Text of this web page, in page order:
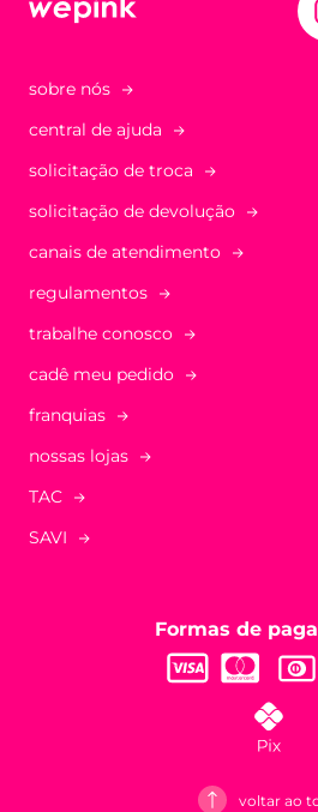
sobre nós
central de ajuda
solicitação de troca
solicitação de devolução
canais de atendimento
regulamentos
trabalhe conosco
cadê meu pedido
franquias
nossas lojas
TAC
SAVI
Formas de
voltar ao